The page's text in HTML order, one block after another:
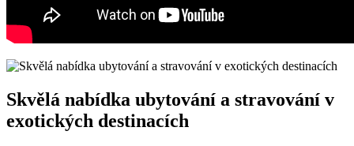
Skvělá nabídka ubytování⁤ a stravování v
exotických destinacích